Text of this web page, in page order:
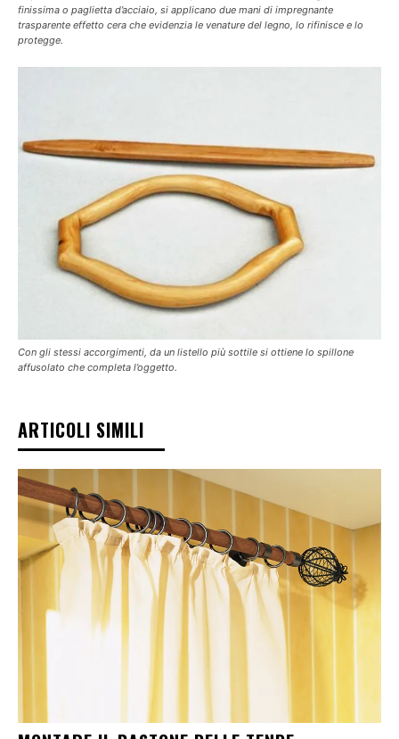
finissima o paglietta d’acciaio, si applicano due mani di impregnante
trasparente effetto cera che evidenzia le venature del legno, lo rifinisce e lo
protegge.
Con gli stessi accorgimenti, da un listello più sottile si ottiene lo spillone
affusolato che completa l’oggetto.
ARTICOLI SIMILI